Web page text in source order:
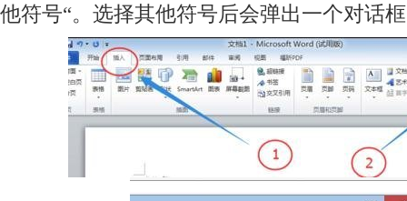
他符号“。选择其他符号后会弹出一个对话